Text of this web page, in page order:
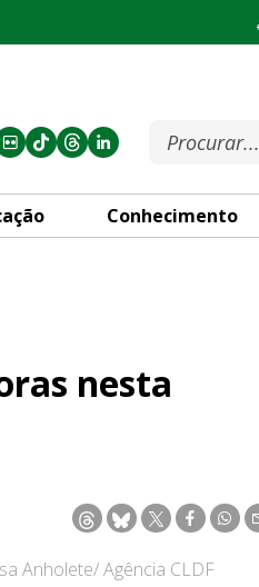
Conhecimento
nesta
Anholete/ Agência CLDF